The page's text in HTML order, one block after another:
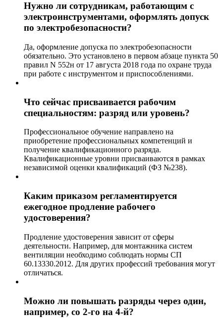
Нужно ли сотрудникам, работающим с
электроинструментами, оформлять допуск
по электробезопасности?
Да, оформление допуска по электробезопасности
обязательно. Это установлено в первом абзаце пункта 50
правил N 552н от 17 августа 2018 года по охране труда
при работе с инструментом и приспособлениями.
Что сейчас присваивается рабочим
специальностям: разряд или уровень?
Профессиональное обучение направлено на
приобретение профессиональных компетенций и
получение квалификационного разряда.
Квалификационные уровни присваиваются в рамках
независимой оценки квалификаций (ФЗ №238).
Каким приказом регламентируется
ежегодное продление рабочего
удостоверения?
Продление удостоверения зависит от сферы
деятельности. Например, для монтажника систем
вентиляции необходимо соблюдать нормы СП
60.13330.2012. Для других профессий требования могут
отличаться.
Можно ли повышать разряды через один,
например, со 2-го на 4-й?